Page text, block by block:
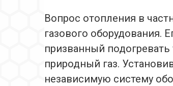
Вопрос отопления в
газового оборудования.
призванный
природный газ.
независимую систему